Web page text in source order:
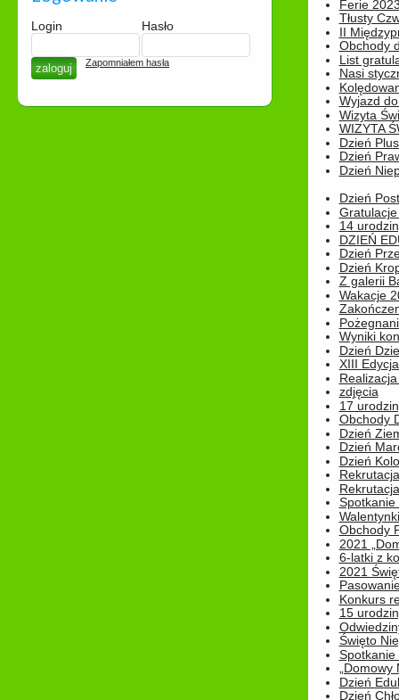
Login Hasło
Zapomniałem hasła
Ferie
Tłusty
II
Obchody
List
Nasi
Wyjazd
Wizyta
WIZYTA
Dzień
Dzień
Dzień
Dzień
14
DZIEŃ
Dzień
Dzień
Z galerii
Wakacje
Wyniki
Dzień
XIII
zdjęcia
17
Obchody
Dzień
Dzień
Dzień
Rekrutacja
Spotkanie
Obchody
2021
6-latki z
2021
Konkurs
15
Święto
Spotkanie
Dzień
Dzień